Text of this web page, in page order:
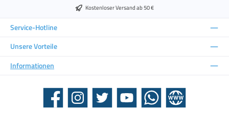
Kostenloser Versand ab 50 €
Service-Hotline
Unsere Vorteile
Informationen
Facebook Instagram Twitter YouTube WhatsApp Website